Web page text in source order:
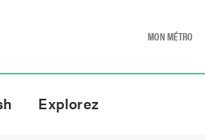
MON MÉTRO
Explorez